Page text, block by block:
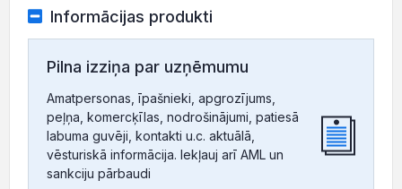
Informācijas produkti
Pilna izziņa par uzņēmumu
Amatpersonas, īpašnieki, apgrozījums,
peļņa, komercķīlas, nodrošinājumi, patiesā
labuma guvēji, kontakti u.c. aktuālā,
vēsturiskā informācija. Iekļauj arī AML un
sankciju pārbaudi